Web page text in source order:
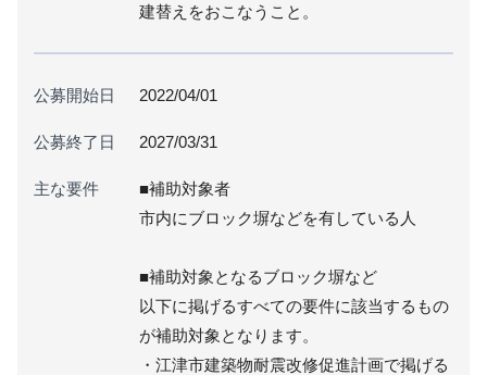
建替えをおこなうこと。
公募開始日 2022/04/01
公募終了日 2027/03/31
主な要件
■補助対象者
市内にブロック塀などを有している人
■補助対象となるブロック塀など
以下に掲げるすべての要件に該当するもの
が補助対象となります。
・江津市建築物耐震改修促進計画で掲げる